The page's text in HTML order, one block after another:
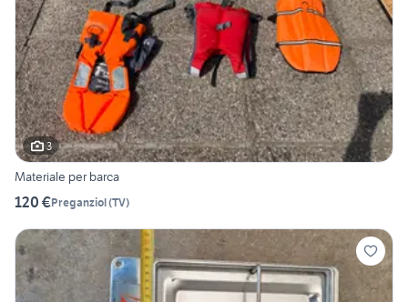
3
Materiale per barca
120 €Preganziol(TV)